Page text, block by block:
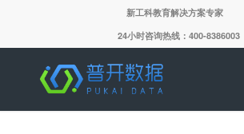
新工科教育解决方案专家
24小时咨询热线：400-8386003